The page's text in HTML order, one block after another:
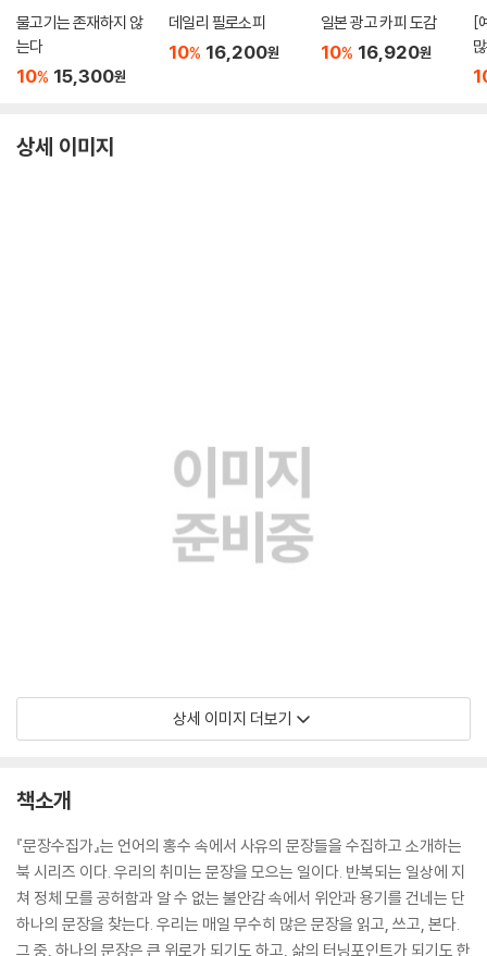
물고기는 존재하지 않
는다
10% 15,300원
데일리 필로소피
10% 16,200원
일본 광고 카피 도감
10% 16,920원
[
상세 이미지
상세 이미지 더보기
책소개
『문장수집가』는 언어의 홍수 속에서 사유의 문장들을 수집하고 소개하는
북 시리즈 이다. 우리의 취미는 문장을 모으는 일이다. 반복되는 일상에 지
쳐 정체 모를 공허함과 알 수 없는 불안감 속에서 위안과 용기를 건네는 단
하나의 문장을 찾는다. 우리는 매일 무수히 많은 문장을 읽고, 쓰고, 본다.
그 중, 하나의 문장은 큰 위로가 되기도 하고, 삶의 터닝포인트가 되기도 한